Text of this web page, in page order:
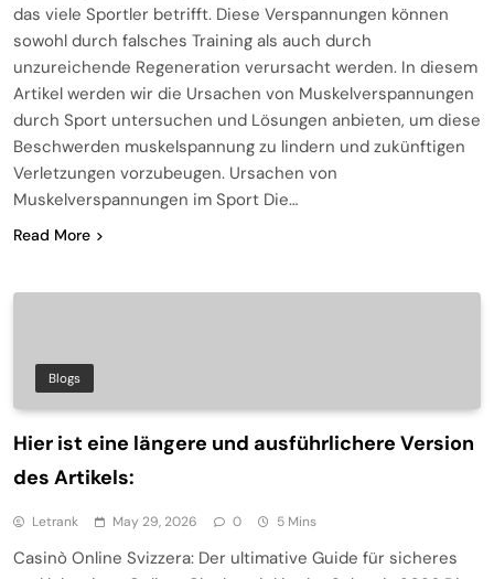
das viele Sportler betrifft. Diese Verspannungen können
sowohl durch falsches Training als auch durch
unzureichende Regeneration verursacht werden. In diesem
Artikel werden wir die Ursachen von Muskelverspannungen
durch Sport untersuchen und Lösungen anbieten, um diese
Beschwerden muskelspannung zu lindern und zukünftigen
Verletzungen vorzubeugen. Ursachen von
Muskelverspannungen im Sport Die…
Read More
Blogs
Hier ist eine längere und ausführlichere Version
des Artikels:
Letrank May 29, 2026 0 5 Mins
Casinò Online Svizzera: Der ultimative Guide für sicheres